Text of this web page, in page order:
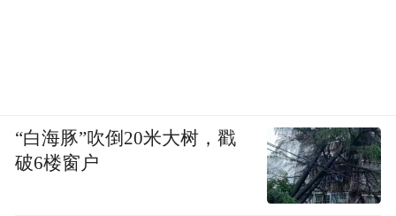
“白海豚”吹倒20米大树，戳
破6楼窗户